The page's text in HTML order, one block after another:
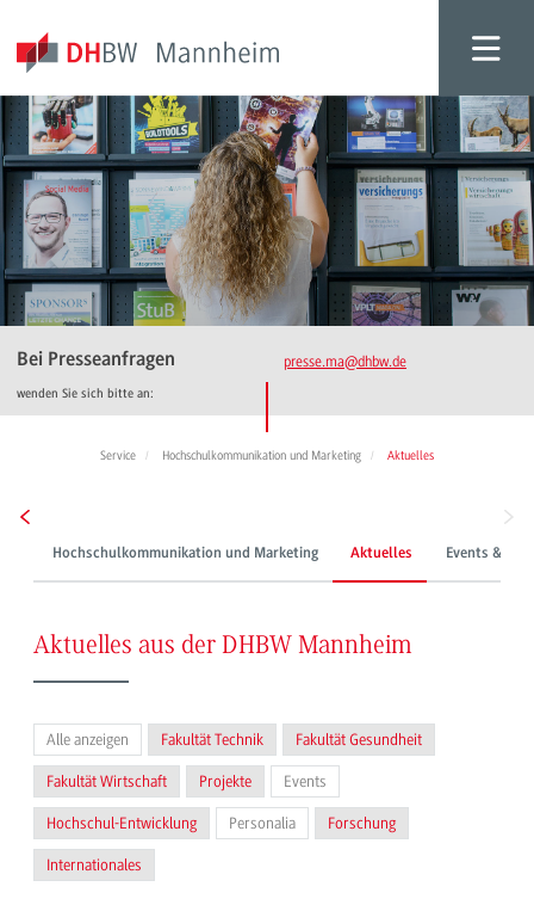
Bei Presseanfragen
wenden Sie sich bitte an:
presse.ma@dhbw.de
Service Hochschulkommunikation und Marketing Aktuelles
Hochschulkommunikation und Marketing Aktuelles Events &
Aktuelles aus der DHBW Mannheim
Alle anzeigen Fakultät Technik Fakultät Gesundheit
Fakultät Wirtschaft Projekte Events
Hochschul-Entwicklung Personalia Forschung
Internationales